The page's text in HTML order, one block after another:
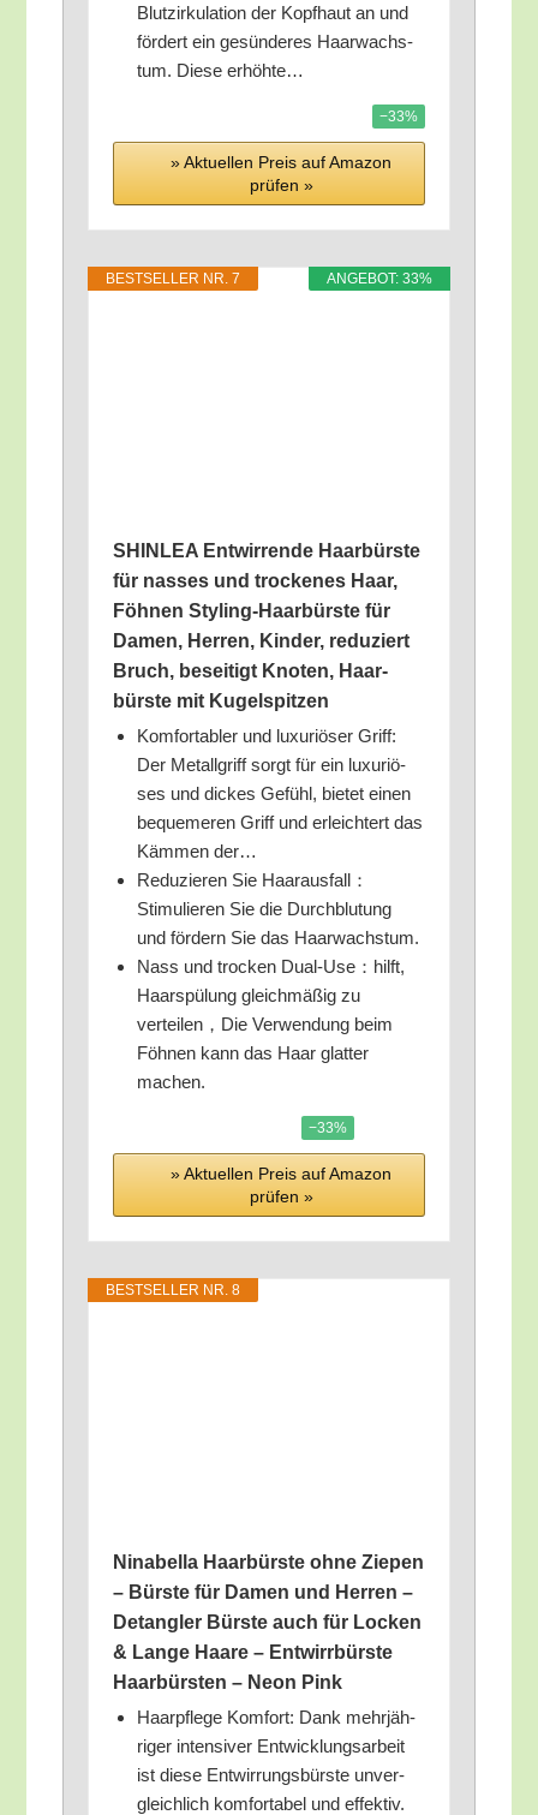
Blut­zir­ku­la­ti­on der Kopf­haut an und
för­dert ein gesün­de­res Haar­wachs­
tum. Die­se erhöhte…
−33%
» Aktu­el­len Preis auf Ama­zon
prü­fen »
ANGE­BOT: 33%
BEST­SEL­LER NR. 7
SHINLEA Ent­wir­ren­de Haar­bürs­te
für nas­ses und tro­cke­nes Haar,
Föh­nen Sty­ling-Haar­bürs­te für
Damen, Her­ren, Kin­der, redu­ziert
Bruch, besei­tigt Kno­ten, Haar­
bürs­te mit Kugelspitzen
Kom­for­ta­bler und luxu­riö­ser Griff:
Der Metall­griff sorgt für ein luxu­riö­
ses und dickes Gefühl, bie­tet einen
beque­me­ren Griff und erleich­tert das
Käm­men der…
Redu­zie­ren Sie Haarausfall：
Stimulieren Sie die Durch­blu­tung
und för­dern Sie das Haarwachstum.
Nass und tro­cken Dual-Use：hilft,
Haar­spü­lung gleich­mä­ßig zu
verteilen，Die Ver­wen­dung beim
Föh­nen kann das Haar glat­ter
machen.
−33%
» Aktu­el­len Preis auf Ama­zon
prü­fen »
BEST­SEL­LER NR. 8
Nina­bel­la Haar­bürs­te ohne Zie­pen
– Bürs­te für Damen und Her­ren –
Detang­ler Bürs­te auch für Locken
& Lan­ge Haa­re – Ent­wirr­bürs­te
Haar­bürs­ten – Neon Pink
Haar­pfle­ge Kom­fort: Dank mehr­jäh­
ri­ger inten­si­ver Ent­wick­lungs­ar­beit
ist die­se Ent­wir­rungs­bürs­te unver­
gleich­lich kom­for­ta­bel und effek­tiv.